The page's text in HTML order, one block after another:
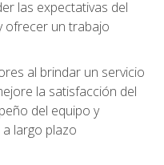
las expectativas del
ofrecer un trabajo
al brindar un servicio
la satisfacción del
del equipo y
largo plazo